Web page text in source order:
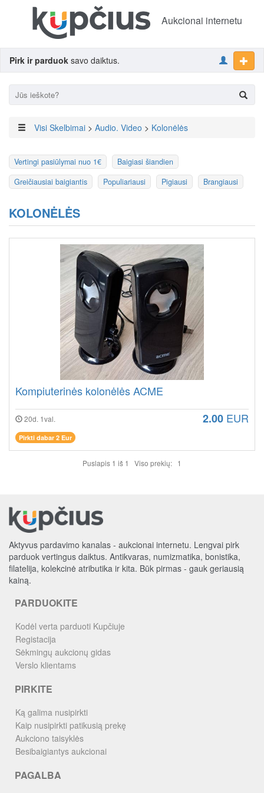
Aukcionai internetu
Pirk ir parduok savo daiktus.
Visi Skelbimai > Audio. Video > Kolonėlės
Vertingi pasiūlymai nuo 1€
Baigiasi šiandien
Greičiausiai baigiantis
Populiariausi Pigiausi Brangiausi
KOLONĖLĖS
Kompiuterinės kolonėlės ACME
20d. 1val. 2.00 EUR
Pirkti dabar 2 Eur
Puslapis 1 iš 1 Viso prekių: 1
Aktyvus pardavimo kanalas - aukcionai internetu. Lengvai pirk
parduok vertingus daiktus. Antikvaras, numizmatika, bonistika,
filatelija, kolekcinė atributika ir kita. Būk pirmas - gauk geriausią
kainą.
PARDUOKITE
Kodėl verta parduoti Kupčiuje
Registacija
Sėkmingų aukcionų gidas
Verslo klientams
PIRKITE
Ką galima nusipirkti
Kaip nusipirkti patikusią prekę
Aukciono taisyklės
Besibaigiantys aukcionai
PAGALBA